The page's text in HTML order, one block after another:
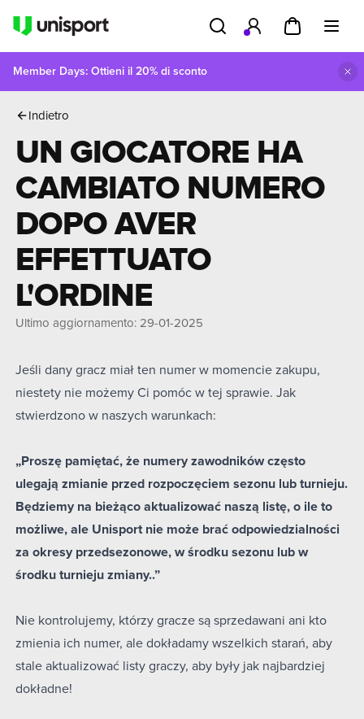
Member Days: Ottieni il 20% di sconto
Un giocatore ha cambiato numero dopo aver effettuato l'ordine
Indietro
UN GIOCATORE HA
CAMBIATO NUMERO
DOPO AVER
EFFETTUATO
L'ORDINE
Ultimo aggiornamento: 29-01-2025
Jeśli dany gracz miał ten numer w momencie zakupu,
niestety nie możemy Ci pomóc w tej sprawie. Jak
stwierdzono w naszych warunkach:
„Proszę pamiętać, że numery zawodników często
ulegają zmianie przed rozpoczęciem sezonu lub turnieju.
Będziemy na bieżąco aktualizować naszą listę, o ile to
możliwe, ale Unisport nie może brać odpowiedzialności
za okresy przedsezonowe, w środku sezonu lub w
środku turnieju zmiany..”
Nie kontrolujemy, którzy gracze są sprzedawani ani kto
zmienia ich numer, ale dokładamy wszelkich starań, aby
stale aktualizować listy graczy, aby były jak najbardziej
dokładne!